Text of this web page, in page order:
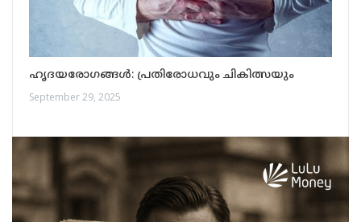
ഹൃദയരോഗങ്ങൾ: പ്രതിരോധവും ചികിത്സയും
September 29, 2025